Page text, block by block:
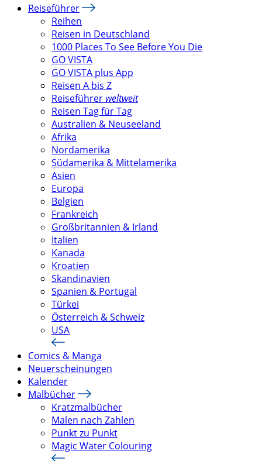
Reiseführer
Reihen
Reisen in Deutschland
1000 Places To See Before You Die
GO VISTA
GO VISTA plus App
Reisen A bis Z
Reiseführer weltweit
Reisen Tag für Tag
Australien & Neuseeland
Afrika
Nordamerika
Südamerika & Mittelamerika
Asien
Europa
Belgien
Frankreich
Großbritannien & Irland
Italien
Kanada
Kroatien
Skandinavien
Spanien & Portugal
Türkei
Österreich & Schweiz
USA
Comics & Manga
Neuerscheinungen
Kalender
Malbücher
Kratzmalbücher
Malen nach Zahlen
Punkt zu Punkt
Magic Water Colouring